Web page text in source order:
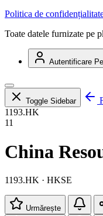
Politica de
Toate datele furnizate pe
Autentificare
Toggle Sidebar
1193.HK
11
China
1193.HK · HKSE
Urmărește